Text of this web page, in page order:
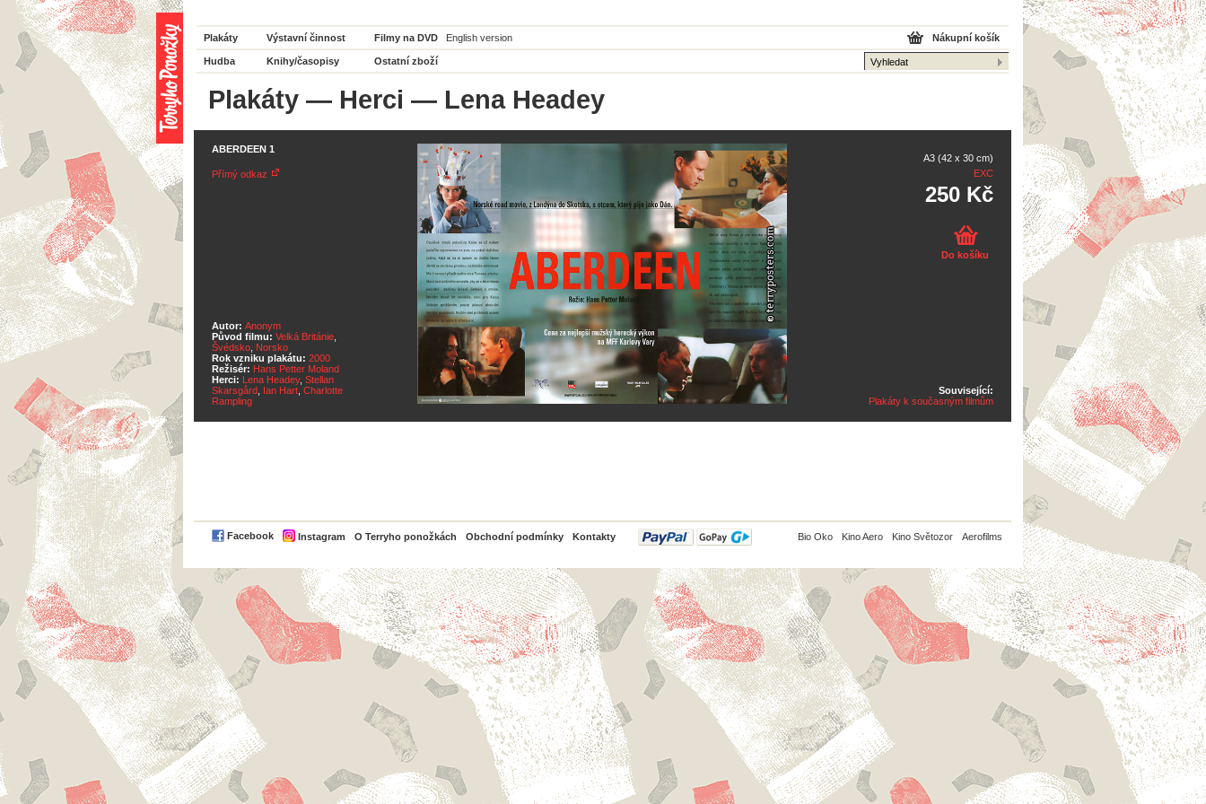
Plakáty Výstavní činnost Filmy na DVD English version
Hudba Knihy/časopisy Ostatní zboží
Nákupní košík
Plakáty — Herci — Lena Headey
ABERDEEN 1
Přímý odkaz
Autor: Anonym
Původ filmu: Velká Británie
Švédsko Norsko
Rok vzniku plakátu: 2000
Režisér: Hans Petter Moland
Herci: Lena Headey, Stellan
Skarsgård Ian Hart Charlotte
Rampling
A3 (42 x 30 cm)
EXC
250 Kč
Do košíku
Související:
Plakáty k současným filmům
Facebook Instagram O Terryho ponožkách Obchodní podmínky Kontakty
PayPal Bio Oko Kino Aero Kino Světozor Aerofilms